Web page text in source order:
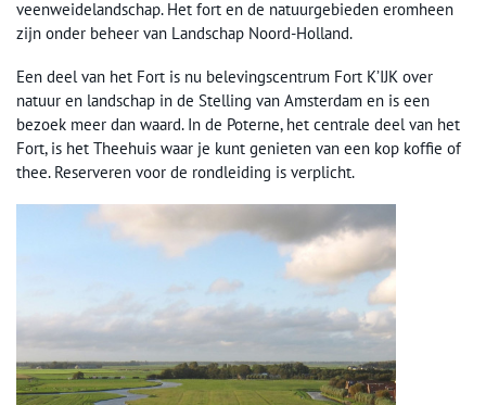
veenweidelandschap. Het fort en de natuurgebieden eromheen
zijn onder beheer van Landschap Noord-Holland.
Een deel van het Fort is nu belevingscentrum Fort K’IJK over
natuur en landschap in de Stelling van Amsterdam en is een
bezoek meer dan waard. In de Poterne, het centrale deel van het
Fort, is het Theehuis waar je kunt genieten van een kop koffie of
thee. Reserveren voor de rondleiding is verplicht.